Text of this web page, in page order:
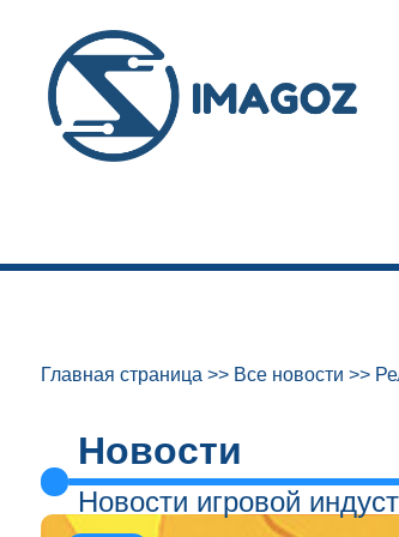
Главная страница >> Все новости >>
Новости
Новости игровой